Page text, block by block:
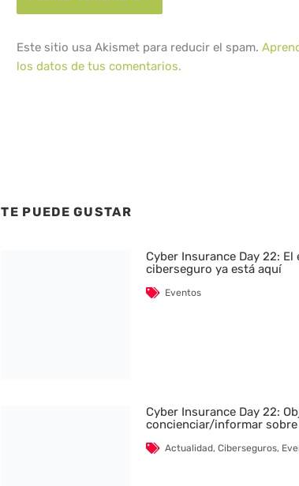
Este sitio usa Akismet para reducir el spam.
los datos de tus comentarios.
TE PUEDE GUSTAR
Cyber Insurance Day 22: El
ciberseguro ya está aquí
Eventos
Cyber Insurance Day 22:
concienciar/informar
Actualidad, Ciberseguros,